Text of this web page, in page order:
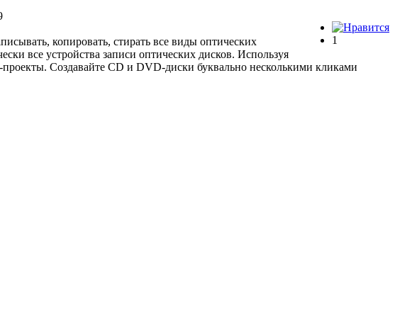
1
копировать, стирать все виды оптических
все устройства записи оптических дисков. Используя
Создавайте CD и DVD-диски буквально несколькими кликами